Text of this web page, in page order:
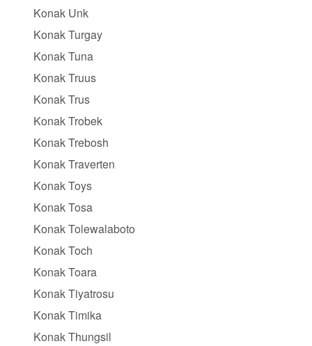
Konak Unk
Konak Turgay
Konak Tuna
Konak Truus
Konak Trus
Konak Trobek
Konak Trebosh
Konak Traverten
Konak Toys
Konak Tosa
Konak Tolewalaboto
Konak Toch
Konak Toara
Konak Tiyatrosu
Konak Timika
Konak Thungsil